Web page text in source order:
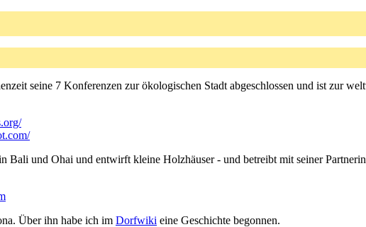
seine 7 Konferenzen zur ökologischen Stadt abgeschlossen und ist zur
Bali und Ohai und entwirft kleine Holzhäuser - und betreibt mit seiner
Über ihn habe ich im Dorfwiki eine Geschichte begonnen.